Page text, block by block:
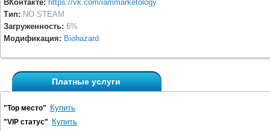
ВКонтакте: https://vk.com/iammarketology
Тип: NO STEAM
Загруженность: 6%
Модификация: Biohazard
Платные услуги
"Top место" Купить
"VIP статус" Купить